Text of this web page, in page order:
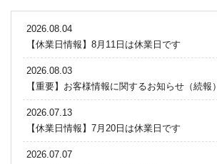
2026.08.04
【休業日情報】8月11日は休業日です
2026.08.03
【重要】お客様情報に関するお知らせ（続報）
2026.07.13
【休業日情報】7月20日は休業日です
2026.07.07